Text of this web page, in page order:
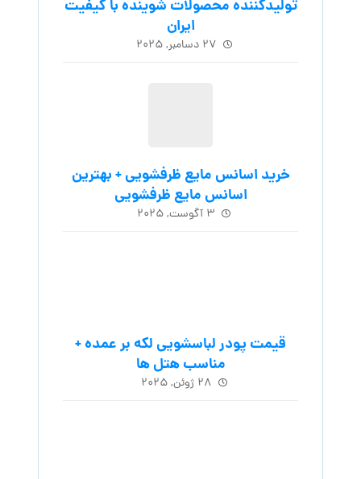
تولیدکننده محصولات شوینده با کیفیت
ایران
۲۷ دسامبر, ۲۰۲۵
خرید اسانس مایع ظرفشویی + بهترین
اسانس مایع ظرفشویی
۳ آگوست, ۲۰۲۵
قیمت پودر لباسشویی لکه بر عمده +
مناسب هتل ها
۲۸ ژوئن, ۲۰۲۵